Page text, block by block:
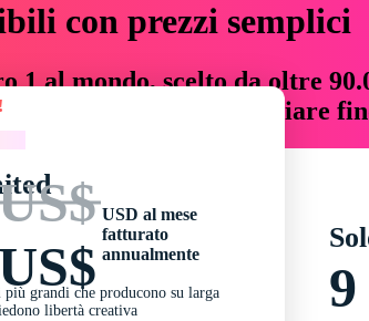
con prezzi semplici
1 al mondo, scelto da oltre
che fanno risparmiare
USD al mese
fatturato
annualmente
più grandi che producono su larga
libertà creativa